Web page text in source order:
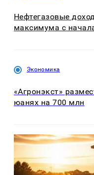
Нефтегазовые
максимума с
Экономика
«Агронэкст»
юанях на 700 млн